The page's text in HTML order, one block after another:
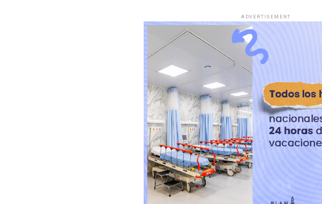
ADVERTISEMENT